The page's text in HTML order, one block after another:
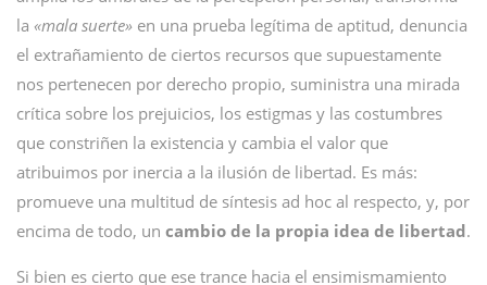
la «mala suerte» en una prueba legítima de aptitud, denuncia
el extrañamiento de ciertos recursos que supuestamente
nos pertenecen por derecho propio, suministra una mirada
crítica sobre los prejuicios, los estigmas y las costumbres
que constriñen la existencia y cambia el valor que
atribuimos por inercia a la ilusión de libertad. Es más:
promueve una multitud de síntesis ad hoc al respecto, y, por
encima de todo, un cambio de la propia idea de libertad.
Si bien es cierto que ese trance hacia el ensimismamiento